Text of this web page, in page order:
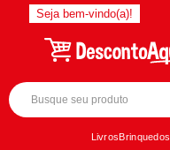
Seja bem-vindo(a)!
LivrosBrinquedos